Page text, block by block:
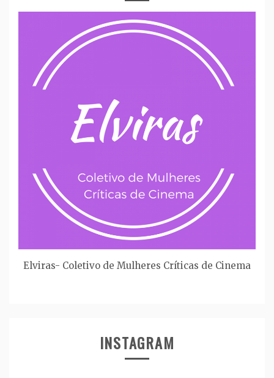
Elviras- Coletivo de Mulheres Críticas de Cinema
INSTAGRAM